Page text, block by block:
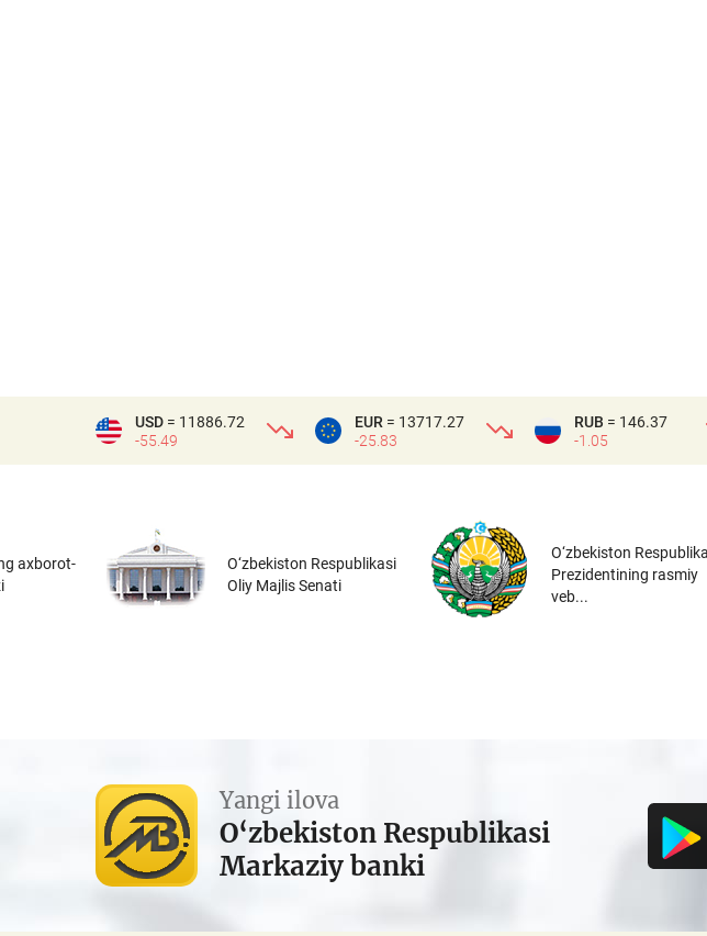
USD = 11886.72
-55.49
EUR = 13717.27
-25.83
RUB = 146.37
-1.05
axborot-
O‘zbekiston Respublikasi
Oliy Majlis Senati
O‘zbekiston
Prezidentining rasmiy
veb...
Yangi ilova
O‘zbekiston Respublikasi
Markaziy banki